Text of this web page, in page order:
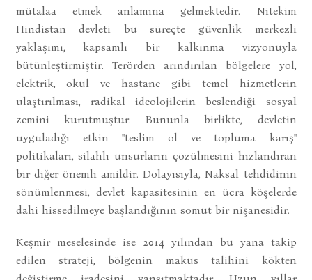
mütalaa etmek anlamına gelmektedir. Nitekim
Hindistan devleti bu süreçte güvenlik merkezli
yaklaşımı, kapsamlı bir kalkınma vizyonuyla
bütünleştirmiştir. Terörden arındırılan bölgelere yol,
elektrik, okul ve hastane gibi temel hizmetlerin
ulaştırılması, radikal ideolojilerin beslendiği sosyal
zemini kurutmuştur. Bununla birlikte, devletin
uyguladığı etkin "teslim ol ve topluma karış"
politikaları, silahlı unsurların çözülmesini hızlandıran
bir diğer önemli amildir. Dolayısıyla, Naksal tehdidinin
sönümlenmesi, devlet kapasitesinin en ücra köşelerde
dahi hissedilmeye başlandığının somut bir nişanesidir.
Keşmir meselesinde ise 2014 yılından bu yana takip
edilen strateji, bölgenin makus talihini kökten